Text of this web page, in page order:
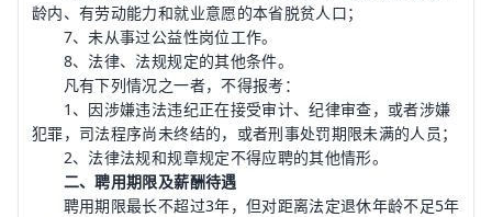
龄内、有劳动能力和就业意愿的本省脱贫人口；
7、未从事过公益性岗位工作。
8、法律、法规规定的其他条件。
凡有下列情况之一者，不得报考：
1、因涉嫌违法违纪正在接受审计、纪律审查，或者涉嫌
犯罪，司法程序尚未终结的，或者刑事处罚期限未满的人员；
2、法律法规和规章规定不得应聘的其他情形。
二、聘用期限及薪酬待遇
聘用期限最长不超过3年，但对距离法定退休年龄不足5年